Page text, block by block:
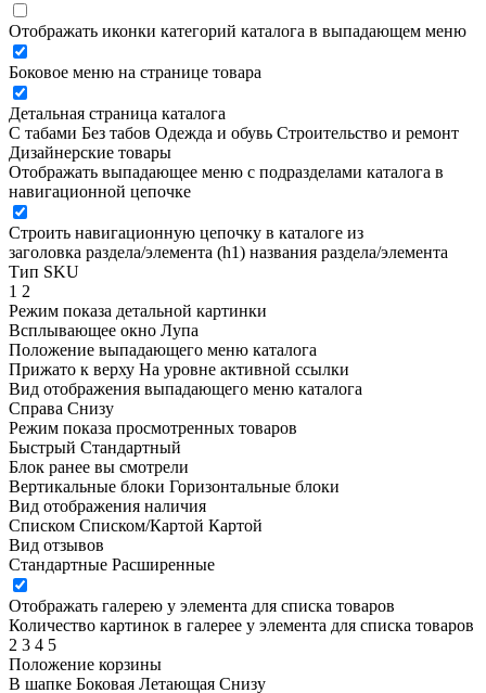
Отображать иконки категорий каталога в выпадающем меню
Боковое меню на странице товара
Детальная страница каталога
С табами Без табов Одежда и обувь Строительство и ремонт
Дизайнерские товары
Отображать выпадающее меню с подразделами каталога в
навигационной цепочке
Строить навигационную цепочку в каталоге из
заголовка раздела/элемента (h1) названия раздела/элемента
Тип SKU
1 2
Режим показа детальной картинки
Всплывающее окно Лупа
Положение выпадающего меню каталога
Прижато к верху На уровне активной ссылки
Вид отображения выпадающего меню каталога
Справа Снизу
Режим показа просмотренных товаров
Быстрый Стандартный
Блок ранее вы смотрели
Вертикальные блоки Горизонтальные блоки
Вид отображения наличия
Списком Списком/Картой Картой
Вид отзывов
Стандартные Расширенные
Отображать галерею у элемента для списка товаров
Количество картинок в галерее у элемента для списка товаров
2 3 4 5
Положение корзины
В шапке Боковая Летающая Снизу